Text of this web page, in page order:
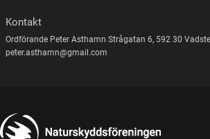
Kontakt
Ordförande Peter Asthamn Strågatan 6, 592 30
peter.asthamn@gmail.com